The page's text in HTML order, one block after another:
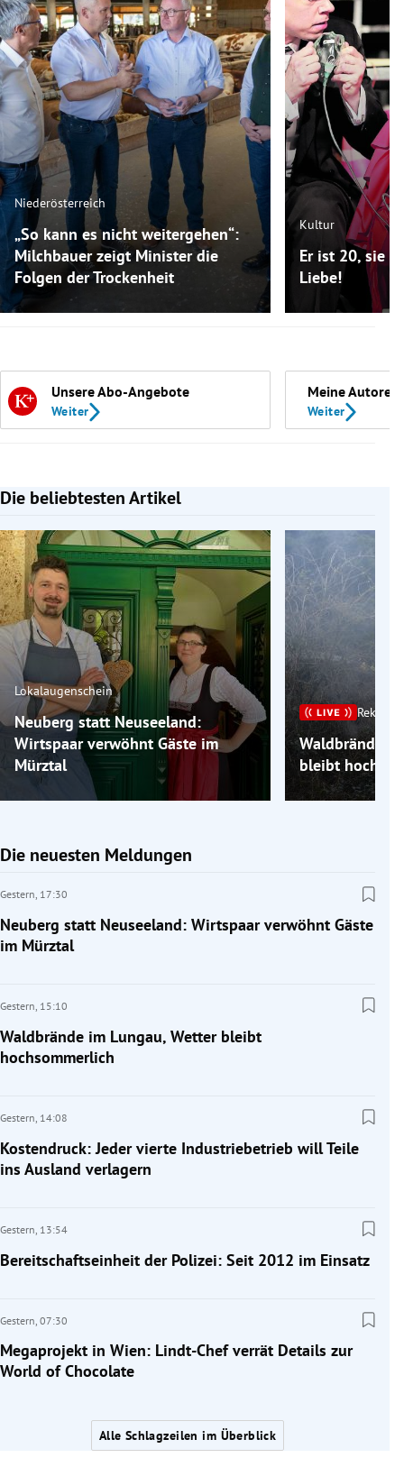
Niederösterreich
„So kann es nicht weitergehen“:
Milchbauer zeigt Minister die
Folgen der Trockenheit
Kultur
Er ist 20, sie
Liebe!
Unsere Abo-Angebote
Weiter
Meine Autoren
Weiter
Die beliebtesten Artikel
Slide 1 von 7
Lokalaugenschein
Neuberg statt Neuseeland:
Wirtspaar verwöhnt Gäste im
Mürztal
Waldbrände
bleibt
Die neuesten Meldungen
Gestern, 17:30
Neuberg statt Neuseeland: Wirtspaar verwöhnt Gäste
im Mürztal
Gestern, 15:10
Waldbrände im Lungau, Wetter bleibt
hochsommerlich
Gestern, 14:08
Kostendruck: Jeder vierte Industriebetrieb will Teile
ins Ausland verlagern
Gestern, 13:54
Bereitschaftseinheit der Polizei: Seit 2012 im Einsatz
Gestern, 07:30
Megaprojekt in Wien: Lindt-Chef verrät Details zur
World of Chocolate
Alle Schlagzeilen im Überblick